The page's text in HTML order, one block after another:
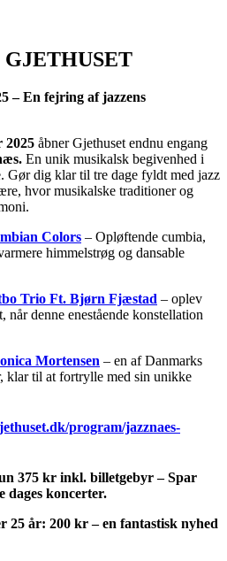
GJETHUSET
– En fejring af jazzens
2025 åbner Gjethuset endnu engang
En unik musikalsk begivenhed i
Gør dig klar til tre dage fyldt med jazz
hvor musikalske traditioner og
Colors – Opløftende cumbia,
himmelstrøg og dansable
Trio Ft. Bjørn Fjæstad – oplev
når denne enestående konstellation
Mortensen – en af Danmarks
klar til at fortrylle med sin unikke
program/jazznaes-
375 kr inkl. billetgebyr – Spar
dages koncerter.
25 år: 200 kr – en fantastisk nyhed